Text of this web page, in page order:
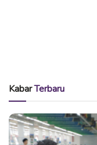
KabarTerbaru